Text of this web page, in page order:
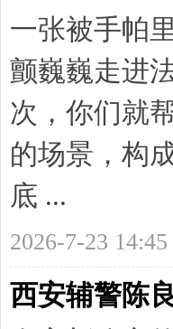
法
治
一张被手帕
颤巍巍走进
次，你们就
的场景，构
底 ...
2026-7-23 14:45
西安辅警陈